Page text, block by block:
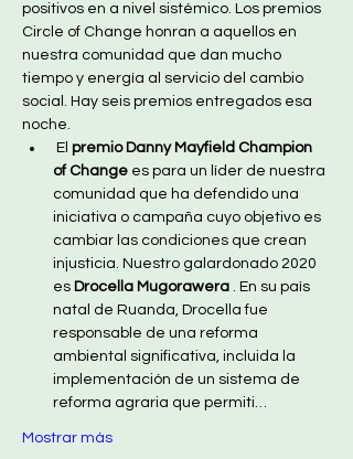
positivos en a nivel sistémico. Los premios
Circle of Change honran a aquellos en
nuestra comunidad que dan mucho
tiempo y energía al servicio del cambio
social. Hay seis premios entregados esa
noche.
El premio Danny Mayfield Champion
of Change es para un líder de nuestra
comunidad que ha defendido una
iniciativa o campaña cuyo objetivo es
cambiar las condiciones que crean
injusticia. Nuestro galardonado 2020
es Drocella Mugorawera . En su país
natal de Ruanda, Drocella fue
responsable de una reforma
ambiental significativa, incluida la
implementación de un sistema de
reforma agraria que permiti…
Mostrar más